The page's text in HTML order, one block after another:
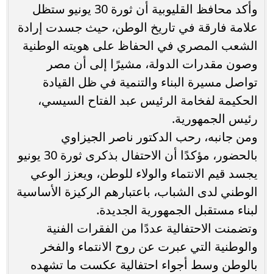
وأكد محافظ القليوبية أن ثورة 30 يونيو ستظل
علامة فارقة في تاريخ الوطن، حيث جسدت إرادة
الشعب المصري في الحفاظ على هويته الوطنية
وصون مقدرات الدولة، مشيرًا إلى أن مصر
تواصل مسيرة البناء والتنمية في ظل القيادة
الحكيمة لفخامة الرئيس عبد الفتاح السيسي،
رئيس الجمهورية.
ومن جانبه، رحب الدكتور ناصر الجيزاوي
بالحضور، مؤكدًا أن الاحتفال بذكرى ثورة 30 يونيو
يجسد قيم الانتماء والولاء للوطن، ويعزز الوعي
الوطني لدى الشباب، باعتبارهم الركيزة الأساسية
لبناء مستقبل الجمهورية الجديدة.
وتضمنت الاحتفالية عددًا من الفقرات الفنية
والوطنية التي عبرت عن روح الانتماء والفخر
بالوطن وسط أجواء احتفالية عكست ما تشهده